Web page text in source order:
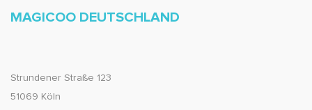
MAGICOO DEUTSCHLAND
Strundener Straße 123
51069 Köln